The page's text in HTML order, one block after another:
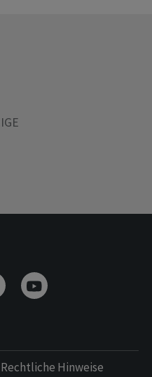
Rechtliche Hinweise